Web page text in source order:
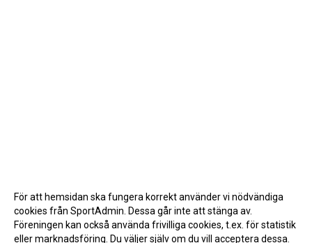
För att hemsidan ska fungera korrekt använder vi nödvändiga
cookies från SportAdmin. Dessa går inte att stänga av.
Föreningen kan också använda frivilliga cookies, t.ex. för statistik
eller marknadsföring. Du väljer själv om du vill acceptera dessa.